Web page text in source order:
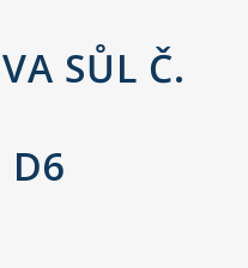
SŮL Č.
D6